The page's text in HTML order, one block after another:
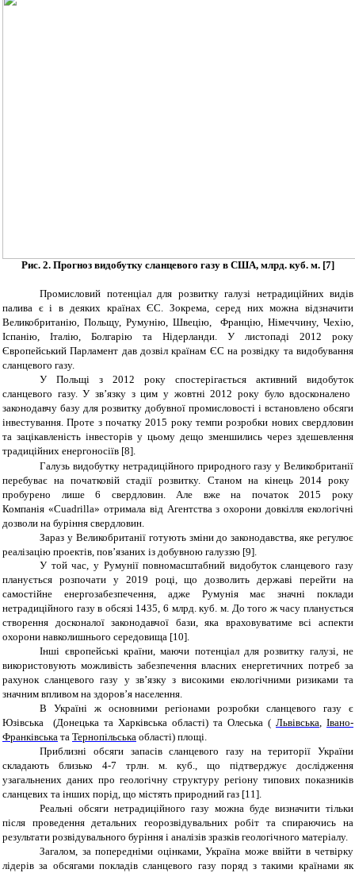
Рис. 2. Прогноз видобутку сланцевого газу в США, млрд. куб. м. [7]
Промисловий потенціал для розвитку галузі нетрадиційних видів
палива є і в деяких країнах ЄС. Зокрема, серед них можна відзначити
Великобританію, Польщу, Румунію, Швецію, Францію, Німеччину, Чехію,
Іспанію, Італію, Болгарію та Нідерланди. У листопаді 2012 року
Європейський Парламент дав дозвіл країнам ЄС на розвідку та видобування
сланцевого газу.
У Польщі з 2012 року спостерігається активний видобуток
сланцевого газу. У зв’язку з цим у жовтні2012 року було вдосконалено
законодавчу базу для розвитку добувної промисловості і встановлено обсяги
інвестування. Проте з початку 2015 року темпи розробки нових свердловин
та зацікавленість інвесторів у цьому дещо зменшились через здешевлення
традиційних енергоносіїв [8].
Галузь видобутку нетрадиційного природного газу у Великобританії
перебуває на початковій стадії розвитку. Станом на кінець 2014 року
пробурено лише 6 свердловин. Але вже на початок 2015 року
Компанія «Cuadrilla» отримала від Агентства з охорони довкілля екологічні
дозволи на буріння свердловин.
Зараз у Великобританії готують зміни до законодавства, яке регулює
реалізацію проектів, пов’язаних із добувною галуззю [9].
У той час, у Румунії повномасштабний видобуток сланцевого газу
планується розпочати у 2019 році, що дозволить державі перейти на
самостійне енергозабезпечення, адже Румунія має значні поклади
нетрадиційного газу в обсязі 1435, 6 млрд. куб. м. До того ж часу планується
створення досконалої законодавчої бази, яка враховуватиме всі аспекти
охорони навколишнього середовища [10].
Інші європейські країни, маючи потенціал для розвитку галузі, не
використовують можливість забезпечення власних енергетичних потреб за
рахунок сланцевого газу у зв’язку звисокими екологічними ризиками та
значним впливом на здоров’я населення.
В Україні ж основними регіонами розробки сланцевого газу є
Юзівська (Донецька та Харківська області) та Олеська ( Львівська, Івано-
Франківська та Тернопільська області) площі.
Приблизні обсяги запасів сланцевого газу на території України
складають близько 4-7 трлн. м. куб., що підтверджує дослідження
узагальнених даних про геологічну структуру регіону типових показників
сланцевих та інших порід, що містять природний газ [11].
Реальні обсяги нетрадиційного газу можна буде визначити тільки
після проведення детальних георозвідувальних робіт та спираючись на
результати розвідувального буріння і аналізів зразків геологічного матеріалу.
Загалом, за попередніми оцінками, Україна може ввійти в четвірку
лідерів за обсягами покладів сланцевого газу поряд з такими країнами як